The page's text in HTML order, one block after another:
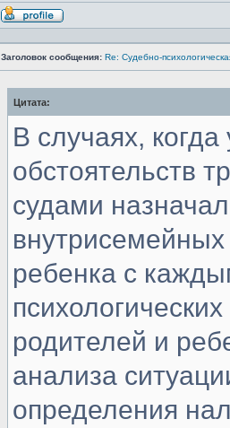
Профиль
Заголовок сообщения: Re: Судебно-
Цитата:
В случаях,
обстоятельств
судами
ребенка с
родителей и
анализа
определения